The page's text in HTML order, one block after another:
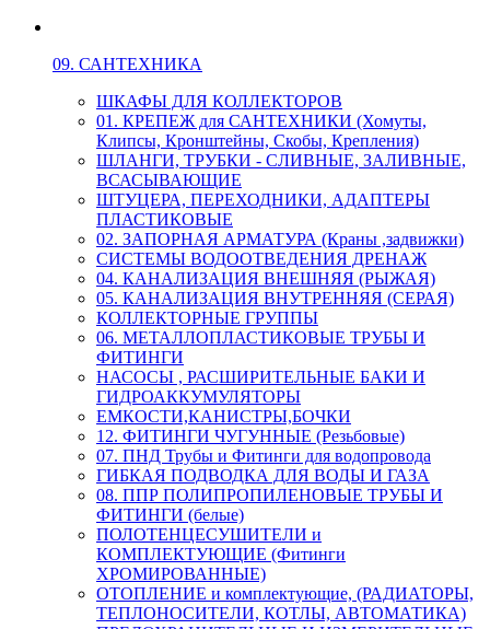
09. САНТЕХНИКА
ШКАФЫ ДЛЯ КОЛЛЕКТОРОВ
01. КРЕПЕЖ для САНТЕХНИКИ (Хомуты,
Клипсы, Кронштейны, Скобы, Крепления)
ШЛАНГИ, ТРУБКИ - СЛИВНЫЕ, ЗАЛИВНЫЕ,
ВСАСЫВАЮЩИЕ
ШТУЦЕРА, ПЕРЕХОДНИКИ, АДАПТЕРЫ
ПЛАСТИКОВЫЕ
02. ЗАПОРНАЯ АРМАТУРА (Краны ,задвижки)
СИСТЕМЫ ВОДООТВЕДЕНИЯ ДРЕНАЖ
04. КАНАЛИЗАЦИЯ ВНЕШНЯЯ (РЫЖАЯ)
05. КАНАЛИЗАЦИЯ ВНУТРЕННЯЯ (СЕРАЯ)
КОЛЛЕКТОРНЫЕ ГРУППЫ
06. МЕТАЛЛОПЛАСТИКОВЫЕ ТРУБЫ И
ФИТИНГИ
НАСОСЫ , РАСШИРИТЕЛЬНЫЕ БАКИ И
ГИДРОАККУМУЛЯТОРЫ
ЕМКОСТИ,КАНИСТРЫ,БОЧКИ
12. ФИТИНГИ ЧУГУННЫЕ (Резьбовые)
07. ПНД Трубы и Фитинги для водопровода
ГИБКАЯ ПОДВОДКА ДЛЯ ВОДЫ И ГАЗА
08. ППР ПОЛИПРОПИЛЕНОВЫЕ ТРУБЫ И
ФИТИНГИ (белые)
ПОЛОТЕНЦЕСУШИТЕЛИ и
КОМПЛЕКТУЮЩИЕ (Фитинги
ХРОМИРОВАННЫЕ)
ОТОПЛЕНИЕ и комплектующие, (РАДИАТОРЫ,
ТЕПЛОНОСИТЕЛИ, КОТЛЫ, АВТОМАТИКА)